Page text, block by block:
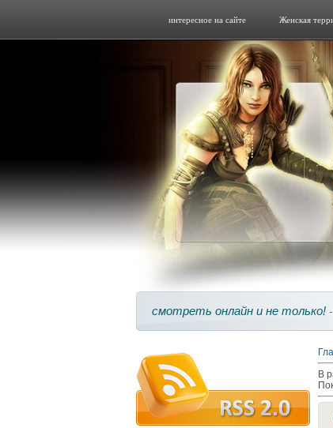
интересное на сайте Женская
смотреть онлайн и не только!
В